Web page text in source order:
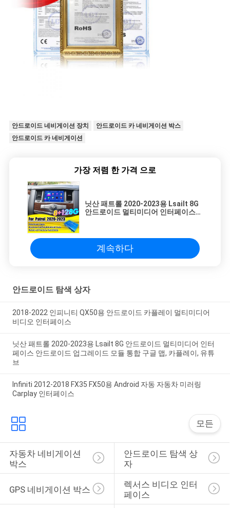
안드로이드 네비게이션 장치
안드로이드 카 네비게이션 박스
안드로이드 카 네비게이션
가장 저렴 한 가격 으로
닛산 패트롤 2020-2023용 Lsailt 8G
안드로이드 멀티미디어 인터페이스
계속하다
안드로이드 탐색 상자
2018-2022 인피니티 QX50용 안드로이드 카플레이 멀티미디어
비디오 인터페이스
닛산 패트롤 2020-2023용 Lsailt 8G 안드로이드 멀티미디어 인터
페이스 안드로이드 업그레이드 모듈 통합 구글 맵, 카플레이, 유튜
브
Infiniti 2012-2018 FX35 FX50용 Android 자동 자동차 미러링
Carplay 인터페이스
모든
자동차 네비게이션
박스
안드로이드 탐색 상
자
GPS 네비게이션 박스
렉서스 비디오 인터
페이스